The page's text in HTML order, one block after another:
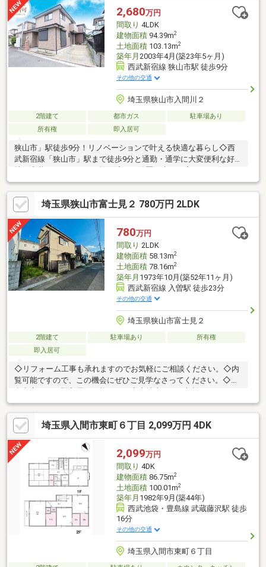
徒歩6分◆各部屋に収納を備えた暮らしやすさを考えた住まい狭
山市入間川2丁目 中古戸建のお問合せは【0120-727-478】までお
電話ください
2,680万円
間取り 4LDK
建物面積94.39m2
土地面積103.13m2
築年月 2003年4月(築23年5ヶ月)
西武新宿線 狭山市駅 徒歩9分
その他の交通
埼玉県狭山市入間川２
2階建て 都市ガス
駐車場あり
所有権
即入居可
狭山市」駅徒歩9分！リノベーションで叶える快適な暮らし◇西
武新宿線「狭山市」駅まで徒歩9分と通勤・通学に大変便利な好立
す。◇全室6帖以上のゆとりある間取り＆全室2面採光で、家中ど
こにいても明るく爽やかな風を感じられます。全室収納完備で荷
物もすっきり収納可能。◇お車は2台駐車いただけます（車種に
よる）。◇小学校（徒歩6分）やコンビニ（徒歩5分）、病院も徒
歩圏内に揃う周辺環境の良さも魅力。ぜひお気軽にお問い合わせ
ください！
埼玉県狭山市富士見２ 780万円 2LDK
780万円
間取り 2LDK
建物面積58.13m2
土地面積78.16m2
築年月 1973年10月(築52年11ヶ月)
西武新宿線 入曽駅 徒歩23分
その他の交通
埼玉県狭山市富士見２
2階建て 駐車場あり
所有権
即入居可
◇リフォーム工事も承れますのでお気軽にご相談ください。◇内
覧可能ですので、この機会にぜひご見学なさってください。◇現
在空家なので即入居が可能です！◇土地売りもご相談ください。
◇建ぺい率60％ 容積率200％～・～・～・～・～・～・～・
～・～・～・～・～・～・～・～・～・～・～・～お問い合わせ
は 【0120-515-888 】 までお気軽にどうぞ♪担当のスタッフが分か
りやすく丁寧にご対応を致します！埼玉県所沢市宮本町1-9-25
【 株式会社すまらいふ 】
埼玉県入間市東町６丁目 2,099万円 4DK
2,099万円
間取り 4DK
建物面積86.75m2
土地面積100.01m2
築年月 1982年9月(築44年)
西武池袋・豊島線 武蔵藤沢駅 徒歩
16分
その他の交通
埼玉県入間市東町６丁目